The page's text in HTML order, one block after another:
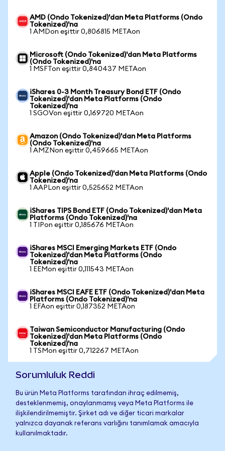
AMD (Ondo Tokenized)'dan Meta Platforms (Ondo
Tokenized)'na
1 AMDon eşittir 0,806815 METAon
Microsoft (Ondo Tokenized)'dan Meta Platforms
(Ondo Tokenized)'na
1 MSFTon eşittir 0,840437 METAon
iShares 0-3 Month Treasury Bond ETF (Ondo
Tokenized)'dan Meta Platforms (Ondo
Tokenized)'na
1 SGOVon eşittir 0,169720 METAon
Amazon (Ondo Tokenized)'dan Meta Platforms
(Ondo Tokenized)'na
1 AMZNon eşittir 0,459665 METAon
Apple (Ondo Tokenized)'dan Meta Platforms (Ondo
Tokenized)'na
1 AAPLon eşittir 0,525652 METAon
iShares TIPS Bond ETF (Ondo Tokenized)'dan Meta
Platforms (Ondo Tokenized)'na
1 TIPon eşittir 0,185676 METAon
iShares MSCI Emerging Markets ETF (Ondo
Tokenized)'dan Meta Platforms (Ondo
Tokenized)'na
1 EEMon eşittir 0,111543 METAon
iShares MSCI EAFE ETF (Ondo Tokenized)'dan Meta
Platforms (Ondo Tokenized)'na
1 EFAon eşittir 0,187352 METAon
Taiwan Semiconductor Manufacturing (Ondo
Tokenized)'dan Meta Platforms (Ondo
Tokenized)'na
1 TSMon eşittir 0,712267 METAon
Sorumluluk Reddi
Bu ürün Meta Platforms tarafından ihraç edilmemiş,
desteklenmemiş, onaylanmamış veya Meta Platforms ile
ilişkilendirilmemiştir. Şirket adı ve diğer ticari markalar
yalnızca dayanak referans varlığını tanımlamak amacıyla
kullanılmaktadır.